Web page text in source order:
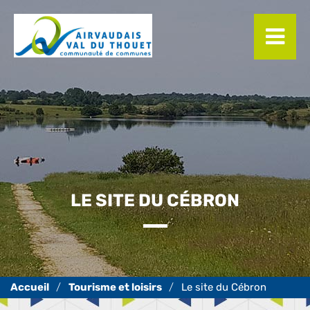
Tourisme et loisirs Le site du Cébron
LE SITE DU CÉBRON